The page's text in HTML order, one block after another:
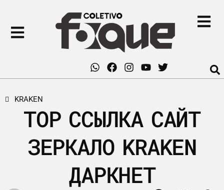
KRAKEN
ТОР ССЫЛКА САЙТ
ЗЕРКАЛО KRAKEN
ДАРКНЕТ